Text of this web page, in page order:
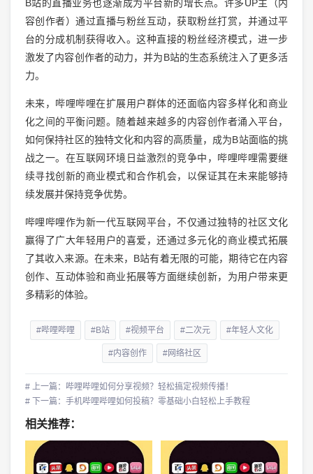
B站的直播业务也逐渐成为平台新的增长点。许多UP主（内
容创作者）通过直播与粉丝互动，获取粉丝打赏，并通过平
台的分成机制获得收入。这种直接的粉丝经济模式，进一步
激发了内容创作者的动力，并为B站的生态系统注入了更多活
力。
未来，哔哩哔哩在扩展用户群体的还面临内容多样化和商业
化之间的平衡问题。随着越来越多的内容创作者涌入平台，
如何保持社区的独特文化和内容的高质量，成为B站面临的挑
战之一。在互联网环境日益激烈的竞争中，哔哩哔哩需要继
续寻找创新的商业模式和合作机会，以保证其在未来能够持
续发展并保持竞争优势。
哔哩哔哩作为新一代互联网平台，不仅通过独特的社区文化
赢得了广大年轻用户的喜爱，还通过多元化的商业模式拓展
了其收入来源。在未来，B站有着无限的可能，期待它在内容
创作、互动体验和商业拓展等方面继续创新，为用户带来更
多精彩的体验。
#哔哩哔哩 #B站 #视频平台 #二次元 #年轻人文化
#内容创作 #网络社区
# 上一篇：哔哩哔哩如何分享视频？轻松搞定视频传播！
# 下一篇：手机哔哩哔哩如何投稿？零基础小白轻松上手教程
相关推荐：